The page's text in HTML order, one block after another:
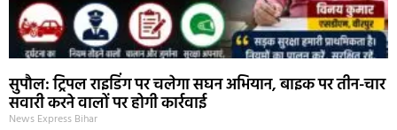
सुपौल: ट्रिपल राइडिंग पर चलेगा सघन अभियान, बाइक पर तीन-चार
सवारी करने वालों पर होगी कार्रवाई
News Express Bihar